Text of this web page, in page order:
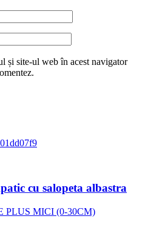
și site-ul web în acest navigator
cu salopeta albastra
PLUS MICI (0-30CM)